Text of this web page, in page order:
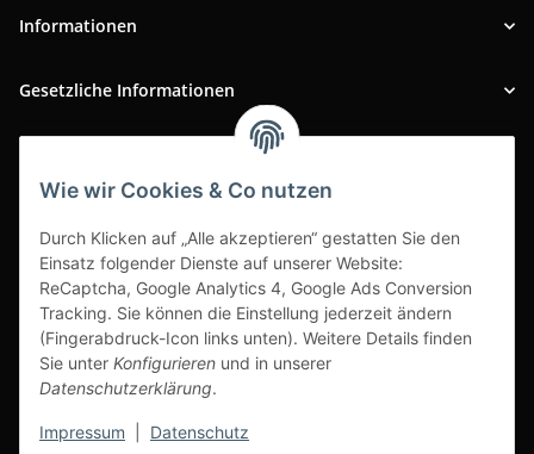
Wie wir Cookies & Co nutzen
Durch Klicken auf „Alle akzeptieren“ gestatten Sie den
Einsatz folgender Dienste auf unserer Website:
ReCaptcha, Google Analytics 4, Google Ads Conversion
Tracking. Sie können die Einstellung jederzeit ändern
(Fingerabdruck-Icon links unten). Weitere Details finden
Sie unter Konfigurieren und in unserer
Datenschutzerklärung.
Impressum Datenschutz
Informationen
Gesetzliche Informationen